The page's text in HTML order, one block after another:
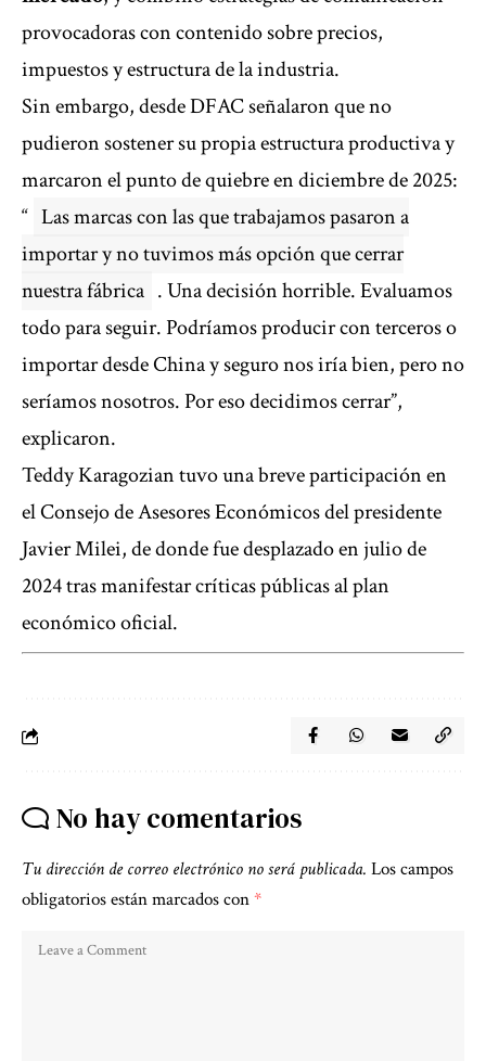
provocadoras con contenido sobre precios,
impuestos y estructura de la industria.
Sin embargo, desde DFAC señalaron que no
pudieron sostener su propia estructura productiva y
marcaron el punto de quiebre en diciembre de 2025:
“ Las marcas con las que trabajamos pasaron a
importar y no tuvimos más opción que cerrar
nuestra fábrica . Una decisión horrible. Evaluamos
todo para seguir. Podríamos producir con terceros o
importar desde China y seguro nos iría bien, pero no
seríamos nosotros. Por eso decidimos cerrar”,
explicaron.
Teddy Karagozian tuvo una breve participación en
el Consejo de Asesores Económicos del presidente
Javier Milei, de donde fue desplazado en julio de
2024 tras manifestar críticas públicas al plan
económico oficial.
No hay comentarios
Tu dirección de correo electrónico no será publicada. Los campos
obligatorios están marcados con*